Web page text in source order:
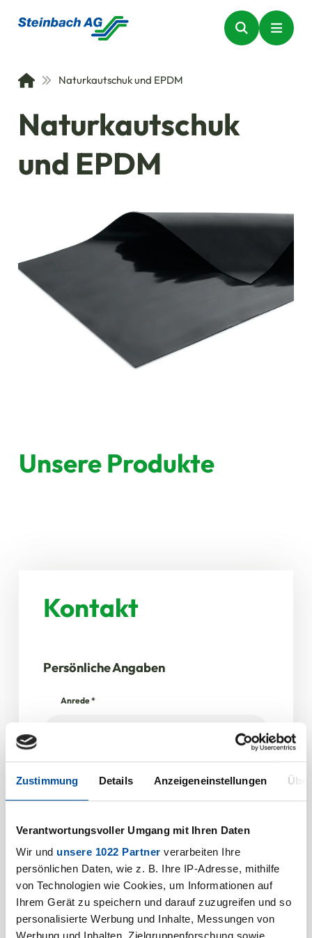
Zustimmung Details Anzeigeneinstellungen
Verantwortungsvoller Umgang mit Ihren Daten
Wir und unsere 1022 Partner verarbeiten Ihre
persönlichen Daten, wie z. B. Ihre IP-Adresse, mithilfe
von Technologien wie Cookies, um Informationen auf
Ihrem Gerät zu speichern und darauf zuzugreifen und so
personalisierte Werbung und Inhalte, Messungen von
Naturkautschuk und EPDM
Naturkautschuk
und EPDM
Unsere Produkte
Kontakt
Persönliche Angaben
Anrede*
Name*
Angaben zum Unternehmen